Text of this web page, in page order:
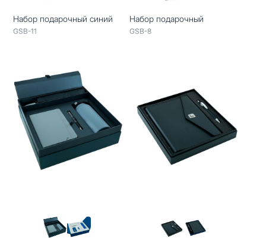
Набор подарочный синий
GSB-11
Набор подарочный
GSB-8